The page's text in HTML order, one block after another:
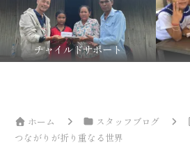
チャイルドサポート
ホーム スタッフブログ
つながりが折り重なる世界